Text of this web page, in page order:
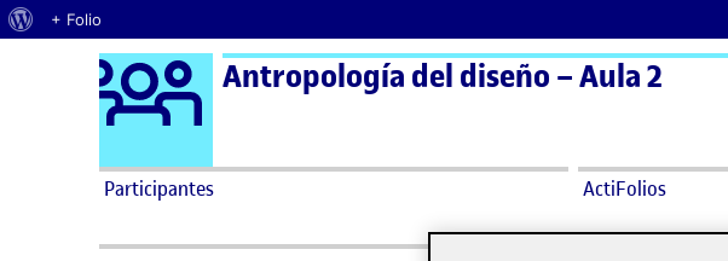
Acerca de WordPress
+ Folio
Saltar al contenido Logo Ágora
Antropología del diseño – Aula 2
Participantes ActiFolios